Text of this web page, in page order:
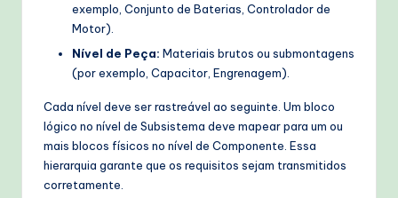
exemplo, Conjunto de Baterias, Controlador de
Motor).
Nível de Peça: Materiais brutos ou submontagens
(por exemplo, Capacitor, Engrenagem).
Cada nível deve ser rastreável ao seguinte. Um bloco
lógico no nível de Subsistema deve mapear para um ou
mais blocos físicos no nível de Componente. Essa
hierarquia garante que os requisitos sejam transmitidos
corretamente.